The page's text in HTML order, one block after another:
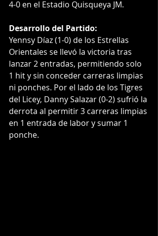
4-0 en el Estadio Quisqueya JM.
Desarrollo del Partido:
Yennsy Díaz (1-0) de los Estrellas
Orientales se llevó la victoria tras
lanzar 2 entradas, permitiendo solo
1 hit y sin conceder carreras limpias
ni ponches. Por el lado de los Tigres
del Licey, Danny Salazar (0-2) sufrió la
derrota al permitir 3 carreras limpias
en 1 entrada de labor y sumar 1
ponche.